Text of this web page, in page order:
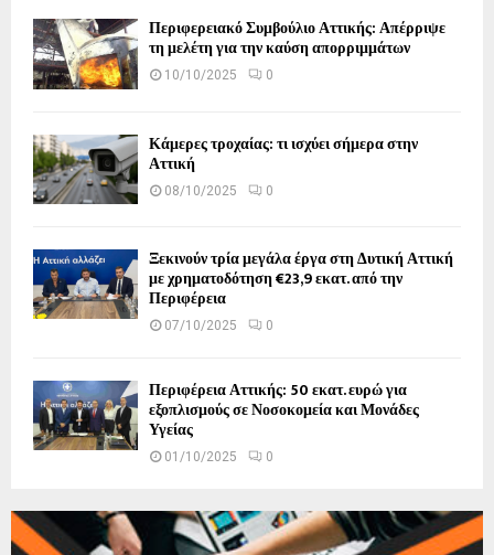
Περιφερειακό Συμβούλιο Αττικής: Απέρριψε
τη μελέτη για την καύση απορριμμάτων
10/10/2025 0
Κάμερες τροχαίας: τι ισχύει σήμερα στην
Αττική
08/10/2025 0
Ξεκινούν τρία μεγάλα έργα στη Δυτική Αττική
με χρηματοδότηση €23,9 εκατ. από την
Περιφέρεια
07/10/2025 0
Περιφέρεια Αττικής: 50 εκατ. ευρώ για
εξοπλισμούς σε Νοσοκομεία και Μονάδες
Υγείας
01/10/2025 0